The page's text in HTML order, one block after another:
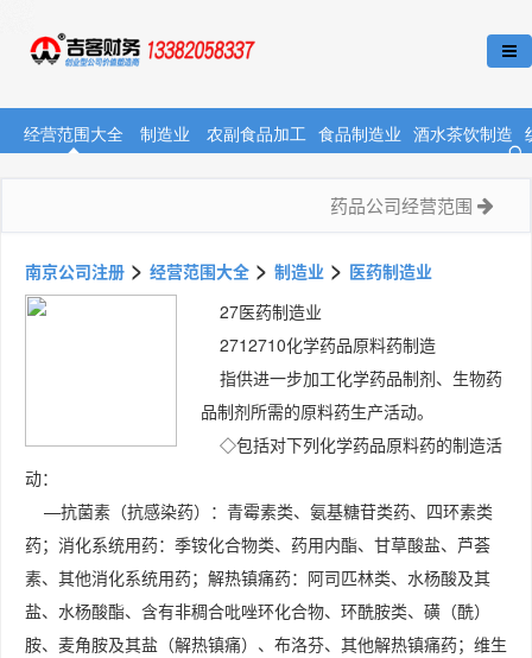
经营范围大全 制造业 农副食品加工 食品制造业 酒水茶饮制造
药品公司经营范围
南京公司注册 > 经营范围大全 > 制造业 > 医药制造业
27医药制造业
2712710化学药品原料药制造
指供进一步加工化学药品制剂、生物药
品制剂所需的原料药生产活动。
◇包括对下列化学药品原料药的制造活
动：
—抗菌素（抗感染药）：青霉素类、氨基糖苷类药、四环素类
药；消化系统用药：季铵化合物类、药用内酯、甘草酸盐、芦荟
素、其他消化系统用药；解热镇痛药：阿司匹林类、水杨酸及其
盐、水杨酸酯、含有非稠合吡唑环化合物、环酰胺类、磺（酰）
胺、麦角胺及其盐（解热镇痛）、布洛芬、其他解热镇痛药；维生